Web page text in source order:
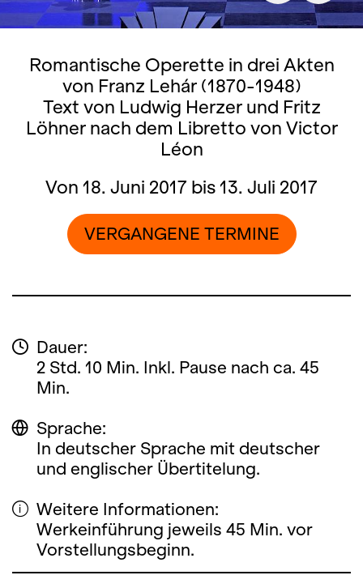
Romantische Operette in drei Akten
von Franz Lehár (1870-1948)
Text von Ludwig Herzer und Fritz
Löhner nach dem Libretto von Victor
Léon
Von 18. Juni 2017 bis 13. Juli 2017
VERGANGENE TERMINE
Dauer:
2 Std. 10 Min. Inkl. Pause nach ca. 45
Min.
Sprache:
In deutscher Sprache mit deutscher
und englischer Übertitelung.
Weitere Informationen:
Werkeinführung jeweils 45 Min. vor
Vorstellungsbeginn.